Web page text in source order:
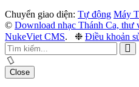
Chuyển giao diện: Tự động Máy
© Download nhạc Thánh Ca, thư
NukeViet CMS. ❉ Điều khoản
Close